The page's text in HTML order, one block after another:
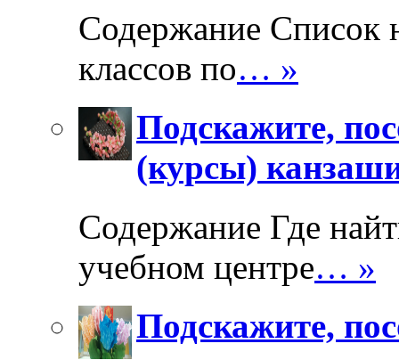
Содержание Список
классов по… »
Подскажите,
(курсы)
Содержание Где
учебном центре… »
Подскажите,